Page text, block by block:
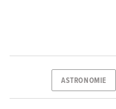
ASTRONOMIE